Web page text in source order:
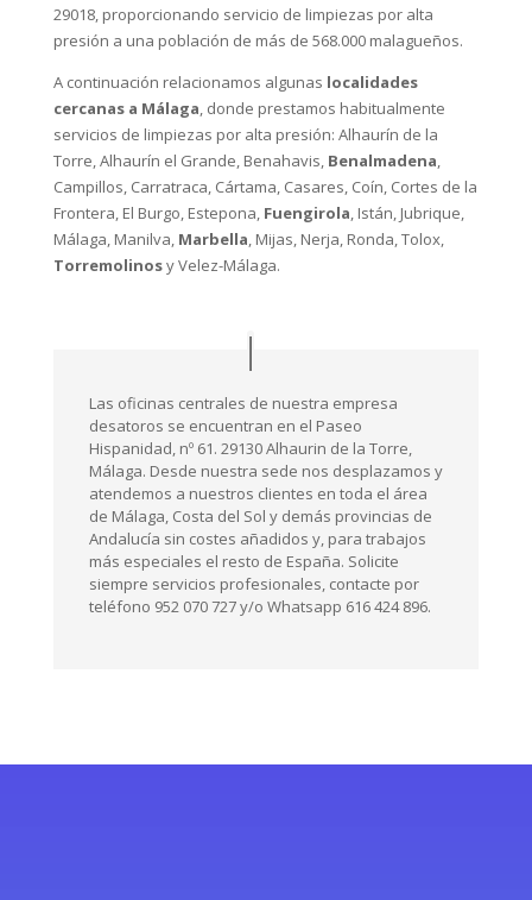
29018, proporcionando servicio de limpiezas por alta
presión a una población de más de 568.000 malagueños.
A continuación relacionamos algunas localidades
cercanas a Málaga, donde prestamos habitualmente
servicios de limpiezas por alta presión: Alhaurín de la
Torre, Alhaurín el Grande, Benahavis, Benalmadena,
Campillos, Carratraca, Cártama, Casares, Coín, Cortes de la
Frontera, El Burgo, Estepona, Fuengirola, Istán, Jubrique,
Málaga, Manilva, Marbella, Mijas, Nerja, Ronda, Tolox,
Torremolinosy Velez-Málaga.
Las oficinas centrales de nuestra empresa
desatoros se encuentran en el Paseo
Hispanidad, nº 61. 29130 Alhaurin de la Torre,
Málaga. Desde nuestra sede nos desplazamos y
atendemos a nuestros clientes en toda el área
de Málaga, Costa del Sol y demás provincias de
Andalucía sin costes añadidos y, para trabajos
más especiales el resto de España. Solicite
siempre servicios profesionales, contacte por
teléfono 952 070 727 y/o Whatsapp 616 424 896.